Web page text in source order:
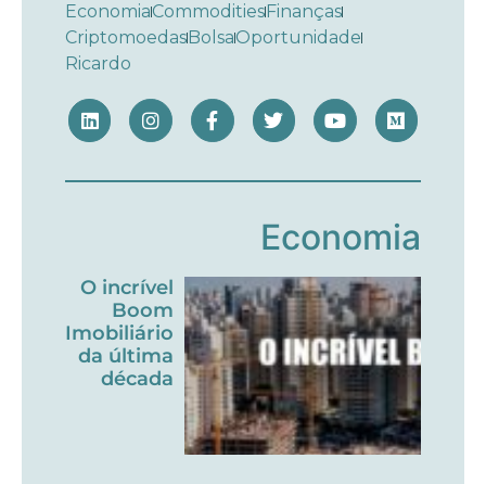
EconomiaCommodities Finanças
Criptomoedas BolsaOportunidade
Ricardo
Economia
O incrível
Boom
Imobiliário
da última
década